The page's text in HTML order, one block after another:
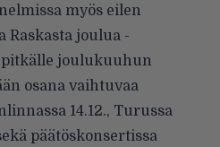
myös eilen
Raskasta joulua -
pitkälle joulukuuhun
osana vaihtuvaa
14.12., Turussa
päätöskonsertissa